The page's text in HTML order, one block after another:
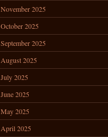
November 2025
October 2025
September 2025
August 2025
July 2025
June 2025
May 2025
April 2025